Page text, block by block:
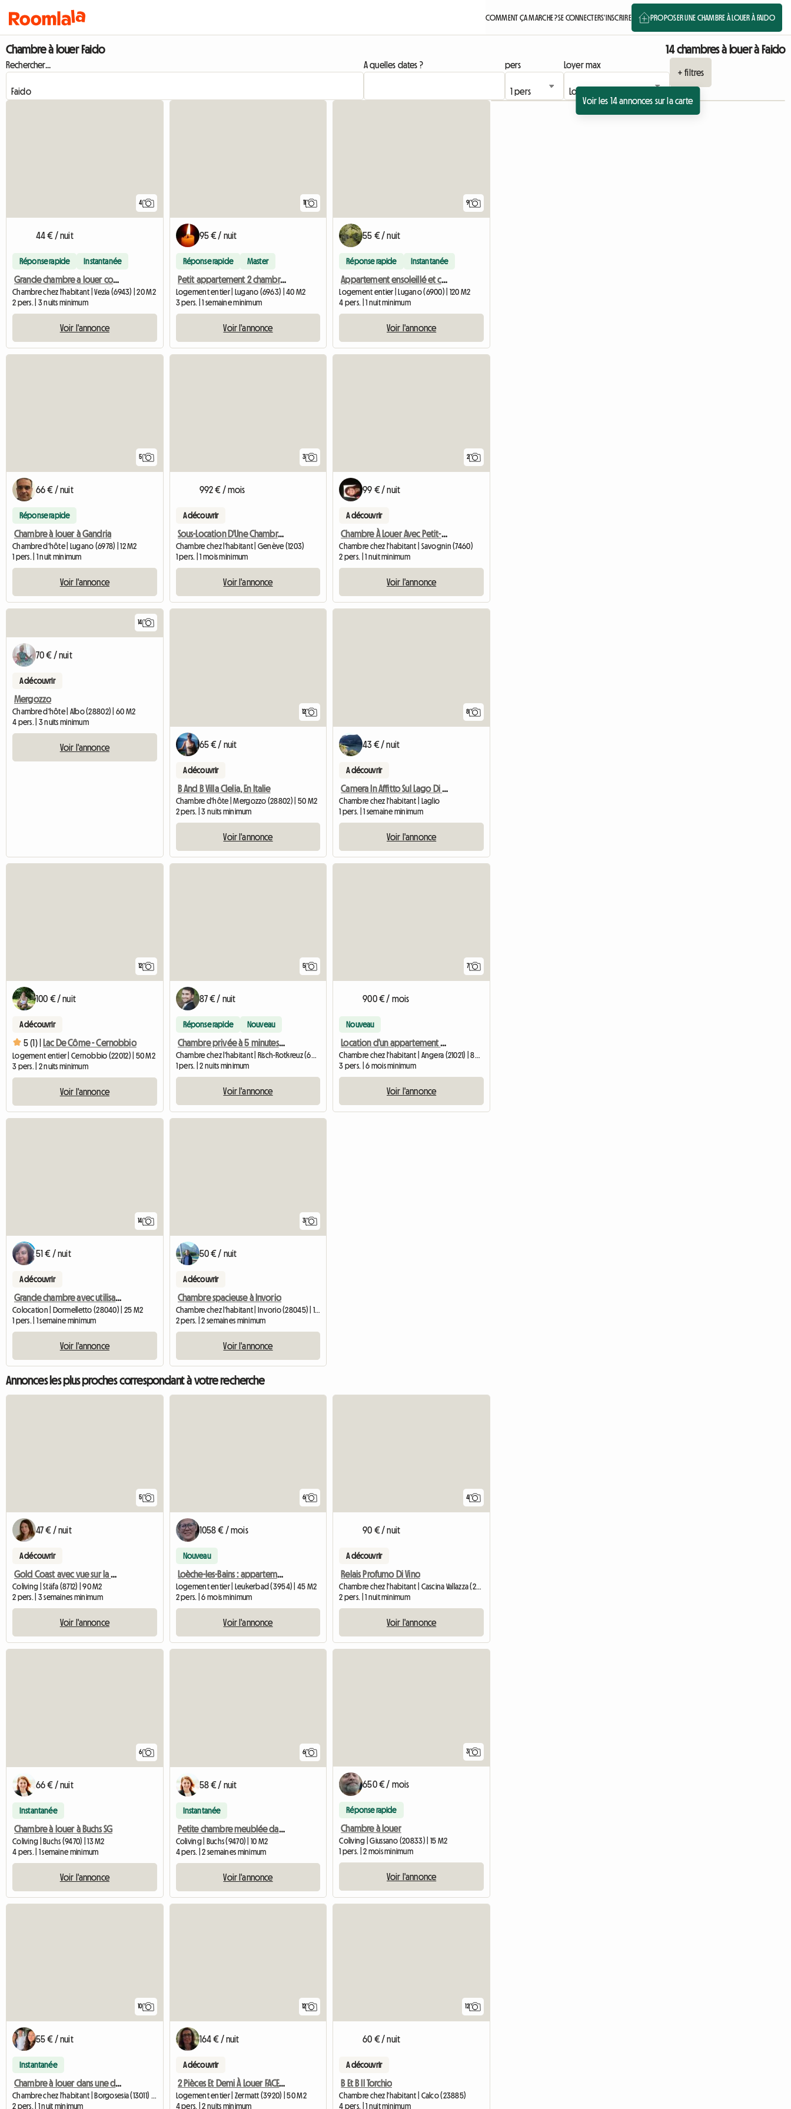
COMMENT ÇA MARCHE ?SE CONNECTERS'INSCRIRE PROPOSER UNE CHAMBRE À LOUER À FAIDO
Chambre à louer Faido 14 chambres à louer à Faido
Rechercher... A quelles dates ? pers
Loyer max
+ filtres
Voir les 14 annonces sur la carte
4
44 € / nuit
Réponse rapide Instantanée
Grande chambre a louer court et long periode
Chambre chez l'habitant | Vezia (6943) | 20 M2
2 pers. | 3 nuits minimum
Voir l'annonce
11
95 € / nuit
Réponse rapide Master
Petit appartement 2 chambres avec magnifique vue
Logement entier | Lugano (6963) | 40 M2
3 pers. | 1 semaine minimum
Voir l'annonce
9
55 € / nuit
Réponse rapide Instantanée
Appartement ensoleillé et central au centre-ville de Lugano
Logement entier | Lugano (6900) | 120 M2
4 pers. | 1 nuit minimum
Voir l'annonce
5
66 € / nuit
Réponse rapide
Chambre à louer à Gandria
Chambre d'hôte | Lugano (6978) | 12 M2
1 pers. | 1 nuit minimum
Voir l'annonce
3
992 € / mois
A découvrir
Sous-Location D'Une Chambre Pour 1 Mois
Chambre chez l'habitant | Genève (1203)
1 pers. | 1 mois minimum
Voir l'annonce
2
99 € / nuit
A découvrir
Chambre À Louer Avec Petit-Déjeuner
Chambre chez l'habitant | Savognin (7460)
2 pers. | 1 nuit minimum
Voir l'annonce
14
70 € / nuit
A découvrir
Mergozzo
Chambre d'hôte | Albo (28802) | 60 M2
4 pers. | 3 nuits minimum
Voir l'annonce
12
65 € / nuit
A découvrir
B And B Villa Clelia, En Italie
Chambre d'hôte | Mergozzo (28802) | 50 M2
2 pers. | 3 nuits minimum
Voir l'annonce
8
43 € / nuit
A découvrir
Camera In Affitto Sul Lago Di Como
Chambre chez l'habitant | Laglio
1 pers. | 1 semaine minimum
Voir l'annonce
12
100 € / nuit
A découvrir
5 (1) | Lac De Côme - Cernobbio
Logement entier | Cernobbio (22012) | 50 M2
3 pers. | 2 nuits minimum
Voir l'annonce
5
87 € / nuit
Réponse rapide Nouveau
Chambre privée à 5 minutes à pied de la gare
Chambre chez l'habitant | Risch-Rotkreuz (6343) | 15 M2
1 pers. | 2 nuits minimum
Voir l'annonce
7
900 € / mois
Nouveau
Location d'un appartement sur la place Parrocchiale, 2
Chambre chez l'habitant | Angera (21021) | 80 M2
3 pers. | 6 mois minimum
Voir l'annonce
14
51 € / nuit
A découvrir
Grande chambre avec utilisation de salle de bain
Colocation | Dormelletto (28040) | 25 M2
1 pers. | 1 semaine minimum
Voir l'annonce
3
50 € / nuit
A découvrir
Chambre spacieuse à Invorio
Chambre chez l'habitant | Invorio (28045) | 15 M2
2 pers. | 2 semaines minimum
Voir l'annonce
Annonces les plus proches correspondant à votre recherche
5
47 € / nuit
A découvrir
Gold Coast avec vue sur la mer
Coliving | Stäfa (8712) | 90 M2
2 pers. | 3 semaines minimum
Voir l'annonce
6
1058 € / mois
Nouveau
Loèche-les-Bains : appartement de 1,5 pièce
Logement entier | Leukerbad (3954) | 45 M2
2 pers. | 6 mois minimum
Voir l'annonce
4
90 € / nuit
A découvrir
Relais Profumo Di Vino
Chambre chez l'habitant | Cascina Vallazza (28021)
2 pers. | 1 nuit minimum
Voir l'annonce
6
66 € / nuit
Instantanée
Chambre à louer à Buchs SG
Coliving | Buchs (9470) | 13 M2
4 pers. | 1 semaine minimum
Voir l'annonce
6
58 € / nuit
Instantanée
Petite chambre meublée dans un appartement partagé à Buchs SG
Coliving | Buchs (9470) | 10 M2
4 pers. | 2 semaines minimum
Voir l'annonce
3
650 € / mois
Réponse rapide
Chambre à louer
Coliving | Giussano (20833) | 15 M2
1 pers. | 2 mois minimum
Voir l'annonce
10
55 € / nuit
Instantanée
Chambre à louer dans une demeure seigneuriale dans un quartier résidentiel
Chambre chez l'habitant | Borgosesia (13011) | 20 M2
2 pers. | 1 nuit minimum
12
164 € / nuit
A découvrir
2 Pièces Et Demi À Louer FACE AU CERVIN
Logement entier | Zermatt (3920) | 50 M2
4 pers. | 2 nuits minimum
12
60 € / nuit
A découvrir
B Et B Il Torchio
Chambre chez l'habitant | Calco (23885)
4 pers. | 1 nuit minimum